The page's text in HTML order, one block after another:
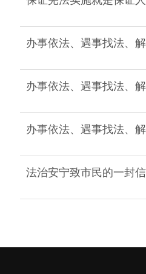
办事依法、遇事找法、
办事依法、遇事找法、
办事依法、遇事找法、
法治安宁致市民的一封信